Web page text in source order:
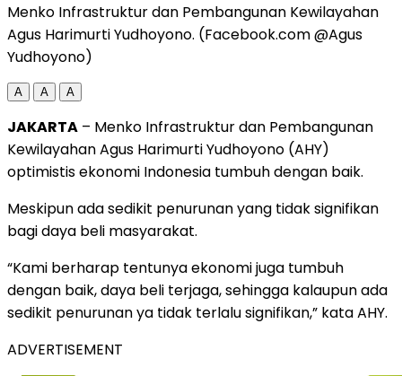
Menko Infrastruktur dan Pembangunan Kewilayahan
Agus Harimurti Yudhoyono. (Facebook.com @Agus
Yudhoyono)
A A A
JAKARTA – Menko Infrastruktur dan Pembangunan
Kewilayahan Agus Harimurti Yudhoyono (AHY)
optimistis ekonomi Indonesia tumbuh dengan baik.
Meskipun ada sedikit penurunan yang tidak signifikan
bagi daya beli masyarakat.
“Kami berharap tentunya ekonomi juga tumbuh
dengan baik, daya beli terjaga, sehingga kalaupun ada
sedikit penurunan ya tidak terlalu signifikan,” kata AHY.
ADVERTISEMENT